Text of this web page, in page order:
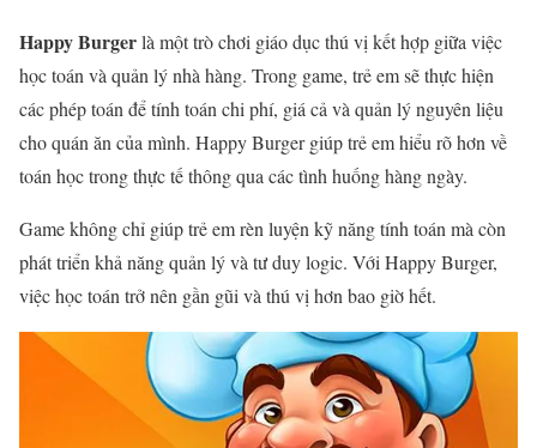
Happy Burgerlà một trò chơi giáo dục thú vị kết hợp giữa việc
học toán và quản lý nhà hàng. Trong game, trẻ em sẽ thực hiện
các phép toán để tính toán chi phí, giá cả và quản lý nguyên liệu
cho quán ăn của mình. Happy Burger giúp trẻ em hiểu rõ hơn về
toán học trong thực tế thông qua các tình huống hàng ngày.
Game không chỉ giúp trẻ em rèn luyện kỹ năng tính toán mà còn
phát triển khả năng quản lý và tư duy logic. Với Happy Burger,
việc học toán trở nên gần gũi và thú vị hơn bao giờ hết.